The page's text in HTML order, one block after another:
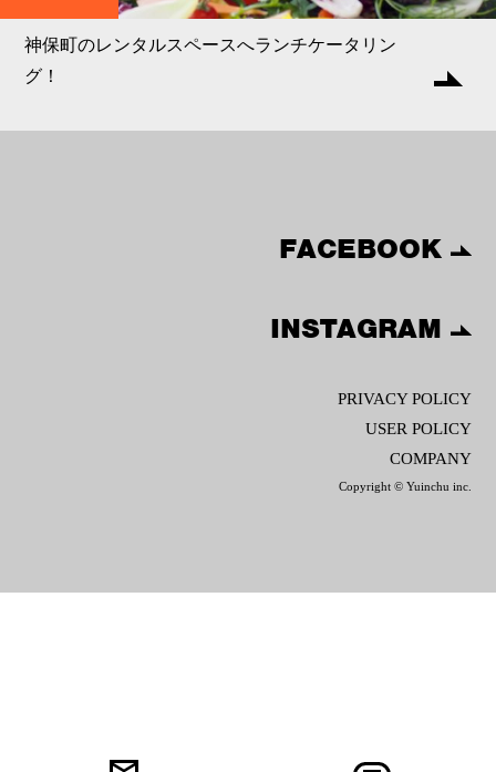
神保町のレンタルスペースへランチケータリン
グ！
FACEBOOK
INSTAGRAM
PRIVACY POLICY
USER POLICY
COMPANY
Copyright © Yuinchu inc.